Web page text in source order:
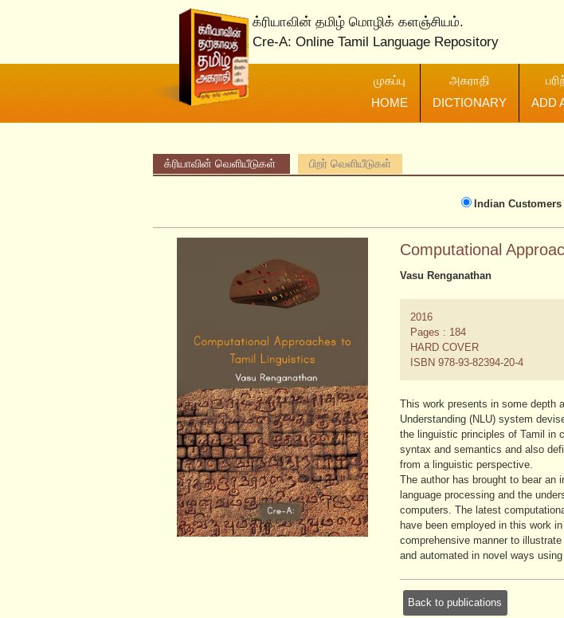
க்ரியாவின் தமிழ் மொழிக் களஞ்சியம்.
Cre-A: Online Tamil Language Repository
முகப்பு
HOME
அகராதி
DICTIONARY
ADD
க்ரியாவின் வெளியீடுகள் பிறர் வெளியீடுகள்
Indian Customers
Computational
Vasu Renganathan
2016
Pages : 184
HARD COVER
ISBN 978-93-82394-20-4
This work presents in some depth
Understanding (NLU) system
the linguistic principles of Tamil in
syntax and semantics and also
from a linguistic perspective.
The author has brought to bear an
language processing and the
computers. The latest
have been employed in this work
comprehensive manner to
and automated in novel ways using
Back to publications